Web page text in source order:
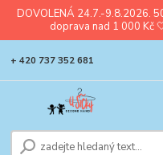
DOVOLENÁ 24.7.-9.8.2026.
doprava nad 1 000 Kč
+ 420 737 352 681